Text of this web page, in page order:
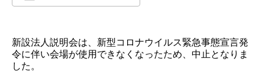
新設法人説明会は、新型コロナウイルス緊急事態宣言発
令に伴い会場が使用できなくなったため、中止となりま
した。